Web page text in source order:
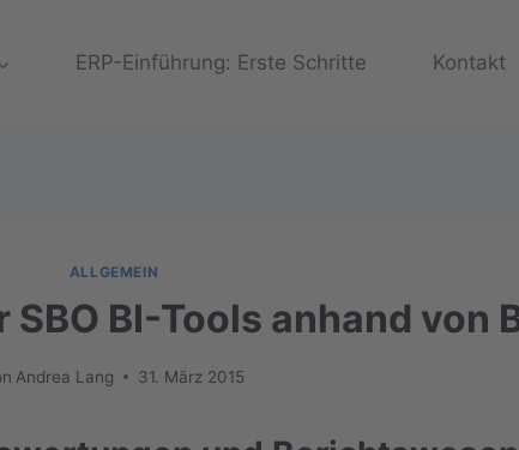
ERP-Einführung: Erste Schritte Kontakt
ALLGEMEIN
BI-Tools anhand von
Andrea Lang 31. März 2015